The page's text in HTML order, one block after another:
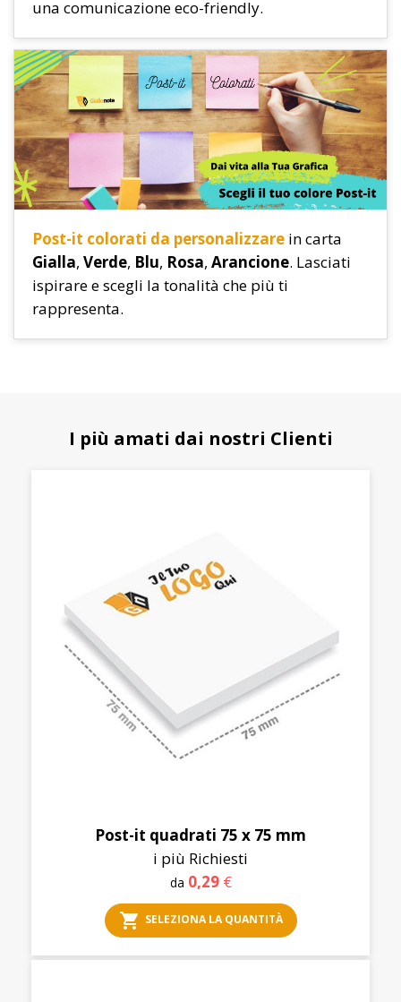
una comunicazione eco-friendly.
Post-it colorati da personalizzare in carta
Gialla, Verde, Blu, Rosa, Arancione. Lasciati
ispirare e scegli la tonalità che più ti
rappresenta.
I più amati dai nostri Clienti
Post-it quadrati 75 x 75 mm
i più Richiesti
da 0,29€
shopping_cart SELEZIONA LA QUANTITÀ